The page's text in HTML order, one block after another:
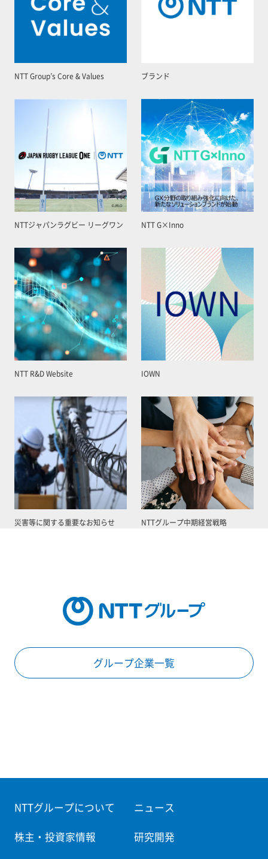
NTT Group’s Core & Values ブランド
NTTジャパンラグビー リーグワン NTT G×Inno
NTT R&D Website IOWN
災害等に関する重要なお知らせ NTTグループ中期経営戦略
グループ企業一覧
NTTグループについて ニュース
株主・投資家情報 研究開発